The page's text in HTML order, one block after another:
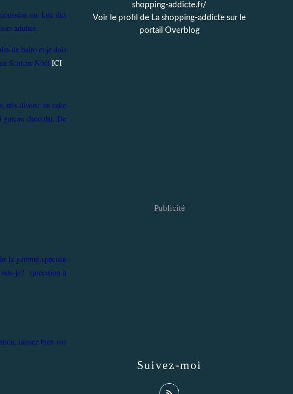
ou font des
adultes.
de bain) et je dois
Senteur Noël ICI.
très divers: un cake
chocolat. De
la gamme spéciale
je? (précision à
laissez bien vos
shopping-addicte.fr/
Voir le profil de La shopping-addicte sur le
portail Overblog
Suivez-moi
Publicité